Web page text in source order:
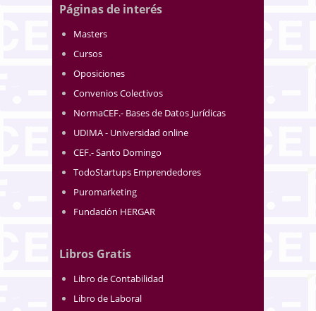
Páginas de interés
Masters
Cursos
Oposiciones
Convenios Colectivos
NormaCEF.- Bases de Datos Jurídicas
UDIMA - Universidad online
CEF.- Santo Domingo
TodoStartups Emprendedores
Puromarketing
Fundación HERGAR
Libros Gratis
Libro de Contabilidad
Libro de Laboral